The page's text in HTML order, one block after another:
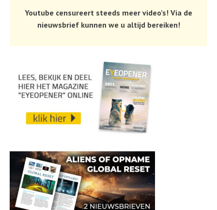
Youtube censureert steeds meer video’s! Via de
nieuwsbrief kunnen we u altijd bereiken!